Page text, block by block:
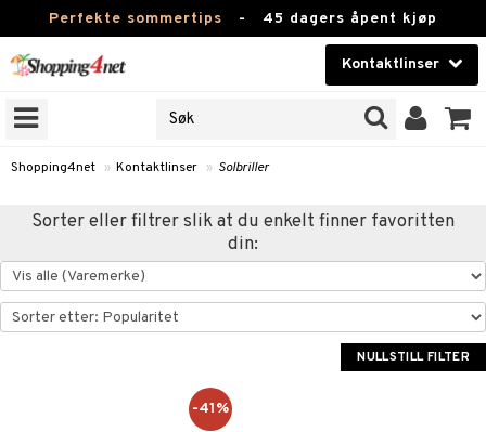
Perfekte sommertips - 45 dagers åpent kjøp
Kontaktlinser
Skjønnhet
Kontaktlinser
Fitness
Hjem & innredning
Shopping4net » Kontaktlinser » Solbriller
Sorter eller filtrer slik at du enkelt finner favoritten
din:
NULLSTILL FILTER
-41%
VELG LINSE
VAREMERKER
under egne varemerker.